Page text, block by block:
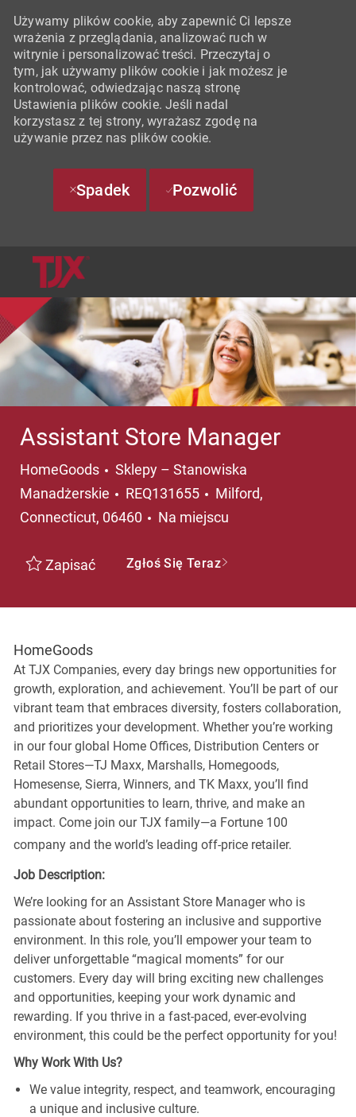
Używamy plików cookie, aby zapewnić Ci lepsze
wrażenia z przeglądania, analizować ruch w
witrynie i personalizować treści. Przeczytaj o
tym, jak używamy plików cookie i jak możesz je
kontrolować, odwiedzając naszą stronę
Ustawienia plików cookie. Jeśli nadal
korzystasz z tej strony, wyrażasz zgodę na
używanie przez nas plików cookie.
Spadek Pozwolić
Assistant Store Manager
HomeGoods Kategoria
Sklepy – Stanowiska
Manadżerskie
REQ131655 Lokalizacja
Milford,
Connecticut, 06460
Na miejscu
Zapisać Zgłoś Się Teraz
HomeGoods
At TJX Companies, every day brings new opportunities for
growth, exploration, and achievement. You’ll be part of our
vibrant team that embraces diversity, fosters collaboration,
and prioritizes your development. Whether you’re working
in our four global Home Offices, Distribution Centers or
Retail Stores—TJ Maxx, Marshalls, Homegoods,
Homesense, Sierra, Winners, and TK Maxx, you’ll find
abundant opportunities to learn, thrive, and make an
impact. Come join our TJX family—a Fortune 100
company and the world’s leading off-price retailer.
Job Description:
We’re looking for an Assistant Store Manager who is
passionate about fostering an inclusive and supportive
environment. In this role, you’ll empower your team to
deliver unforgettable “magical moments” for our
customers. Every day will bring exciting new challenges
and opportunities, keeping your work dynamic and
rewarding. If you thrive in a fast-paced, ever-evolving
environment, this could be the perfect opportunity for you!
Why Work With Us?
We value integrity, respect, and teamwork, encouraging
a unique and inclusive culture.